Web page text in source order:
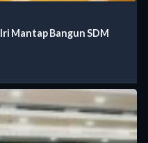
Mantap Bangun SDM